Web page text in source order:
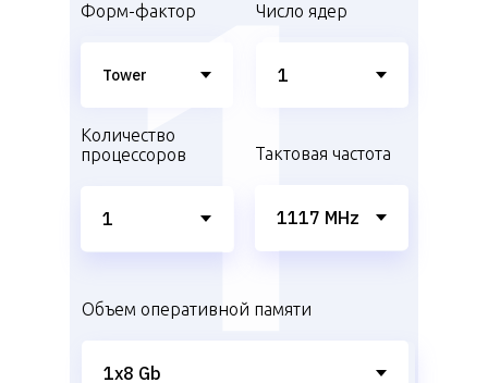
Форм-фактор
Количество
процессоров
Число ядер
Тактовая частота
Объем оперативной памяти